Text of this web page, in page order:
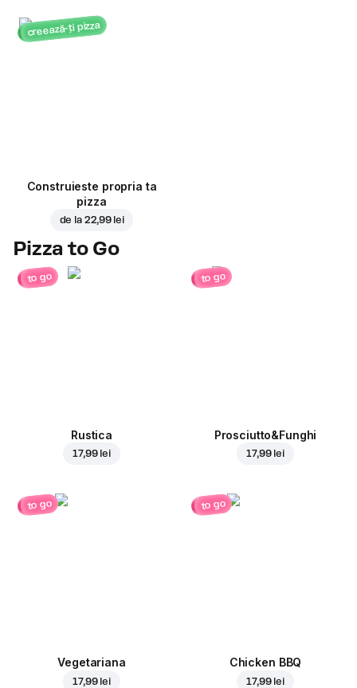
creează-ți pizza
Construieste propria ta
pizza
de la 22,99 lei
Pizza to Go
to go
Rustica
17,99 lei
to go
Prosciutto&Funghi
17,99 lei
to go
Vegetariana
17,99 lei
to go
Chicken BBQ
17,99 lei